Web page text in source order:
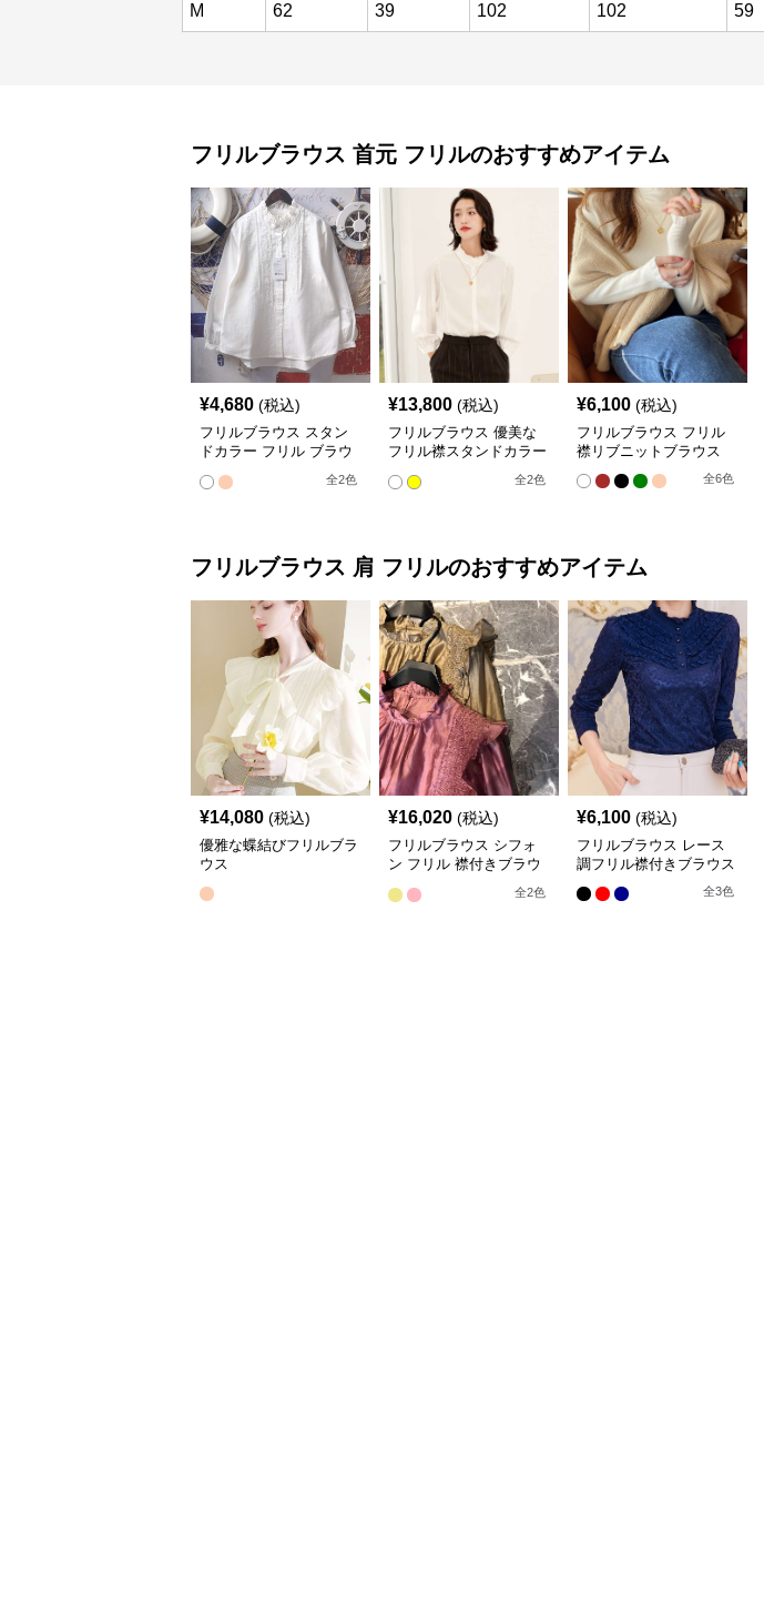
M 62 39 102 102 59
フリルブラウス 首元 フリルのおすすめアイテム
¥4,680 (税込)
フリルブラウス スタン
ドカラー フリル ブラウ
全2色
¥13,800 (税込)
フリルブラウス 優美な
フリル襟スタンドカラー
全2色
¥6,100 (税込)
フリルブラウス フリル
襟リブニットブラウス
全6色
フリルブラウス 肩 フリルのおすすめアイテム
¥14,080 (税込)
優雅な蝶結びフリルブラ
ウス
¥16,020 (税込)
フリルブラウス シフォ
ン フリル 襟付きブラウ
全2色
¥6,100 (税込)
フリルブラウス レース
調フリル襟付きブラウス
全3色